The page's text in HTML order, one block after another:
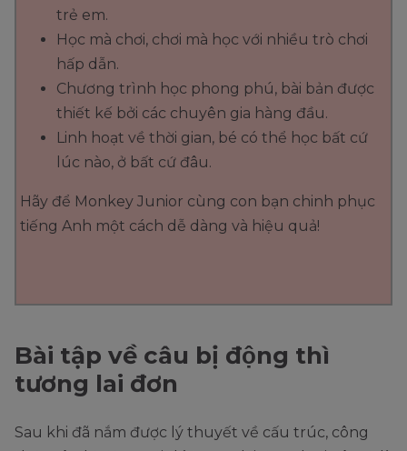
trẻ em.
Học mà chơi, chơi mà học với nhiều trò chơi
hấp dẫn.
Chương trình học phong phú, bài bản được
thiết kế bởi các chuyên gia hàng đầu.
Linh hoạt về thời gian, bé có thể học bất cứ
lúc nào, ở bất cứ đâu.
Hãy để Monkey Junior cùng con bạn chinh phục
tiếng Anh một cách dễ dàng và hiệu quả!
Bài tập về câu bị động thì
tương lai đơn
Sau khi đã nắm được lý thuyết về cấu trúc, công